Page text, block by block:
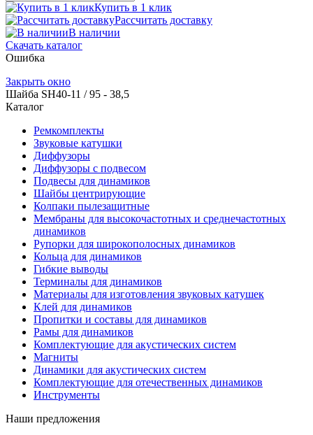
Купить в 1 клик
Рассчитать доставку
В наличии
Скачать каталог
Ошибка
Закрыть окно
Шайба SH40-11 / 95 - 38,5
Каталог
Ремкомплекты
Звуковые катушки
Диффузоры
Диффузоры с подвесом
Подвесы для динамиков
Шайбы центрирующие
Колпаки пылезащитные
Мембраны для высокочастотных и среднечастотных
динамиков
Рупорки для широкополосных динамиков
Кольца для динамиков
Гибкие выводы
Терминалы для динамиков
Материалы для изготовления звуковых катушек
Клей для динамиков
Пропитки и составы для динамиков
Рамы для динамиков
Комплектующие для акустических систем
Магниты
Динамики для акустических систем
Комплектующие для отечественных динамиков
Инструменты
Наши предложения